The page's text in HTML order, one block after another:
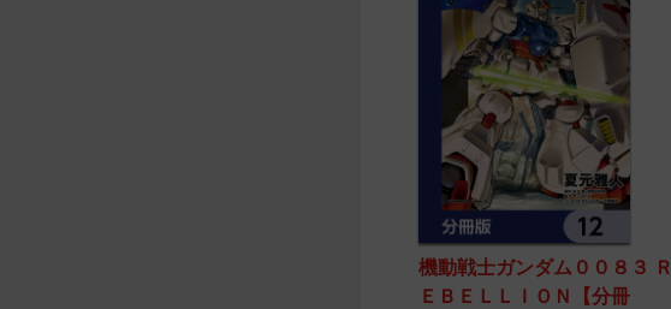
機動戦士ガンダム００８３ Ｒ
ＥＢＥＬＬＩＯＮ【分冊